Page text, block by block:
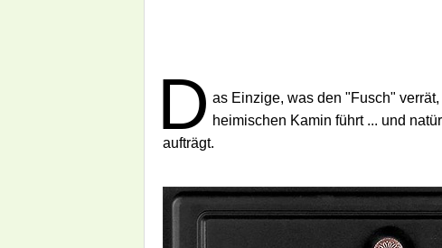
D as Einzige, was den "Fusch"
heimischen Kamin führt ... und
aufträgt.